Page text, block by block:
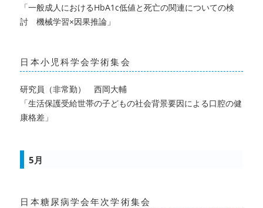
取
（リ
ク
ア
「一般成人におけるHbA1c低値と死亡の関連についての検
討 機械学習×因果推論」
日本小児科学会学術集会
研究員（非常勤） 西岡大輔
「生活保護受給世帯の子どもの社会背景要因による口腔の健
康格差 」
5月
日本糖尿病学会年次学術集会